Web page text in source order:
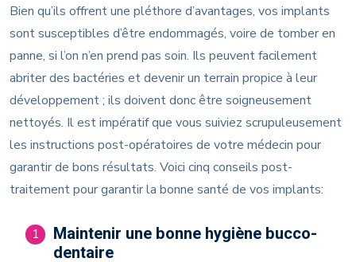
Bien qu’ils offrent une pléthore d’avantages, vos implants
sont susceptibles d’être endommagés, voire de tomber en
panne, si l’on n’en prend pas soin. Ils peuvent facilement
abriter des bactéries et devenir un terrain propice à leur
développement ; ils doivent donc être soigneusement
nettoyés. Il est impératif que vous suiviez scrupuleusement
les instructions post-opératoires de votre médecin pour
garantir de bons résultats. Voici cinq conseils post-
traitement pour garantir la bonne santé de vos implants:
1
Maintenir une bonne hygiène bucco-
dentaire